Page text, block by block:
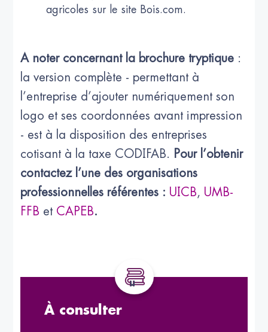
agricoles sur le site Bois.com.
A noter concernant la brochure tryptique :
la version complète - permettant à
l’entreprise d’ajouter numériquement son
logo et ses coordonnées avant impression
- est à la disposition des entreprises
cotisant à la taxe CODIFAB. Pour l’obtenir
contactez l’une des organisations
professionnelles référentes : UICB, UMB-
FFB et CAPEB.
À consulter